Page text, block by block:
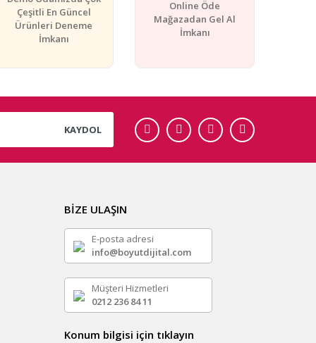
Çeşitli En Güncel
Ürünleri Deneme
İmkanı
Online Öde
Mağazadan Gel Al
İmkanı
KAYDOL
BİZE ULAŞIN
E-posta adresi
info@boyutdijital.com
Müşteri Hizmetleri
0212 236 84 11
Konum bilgisi için tıklayın